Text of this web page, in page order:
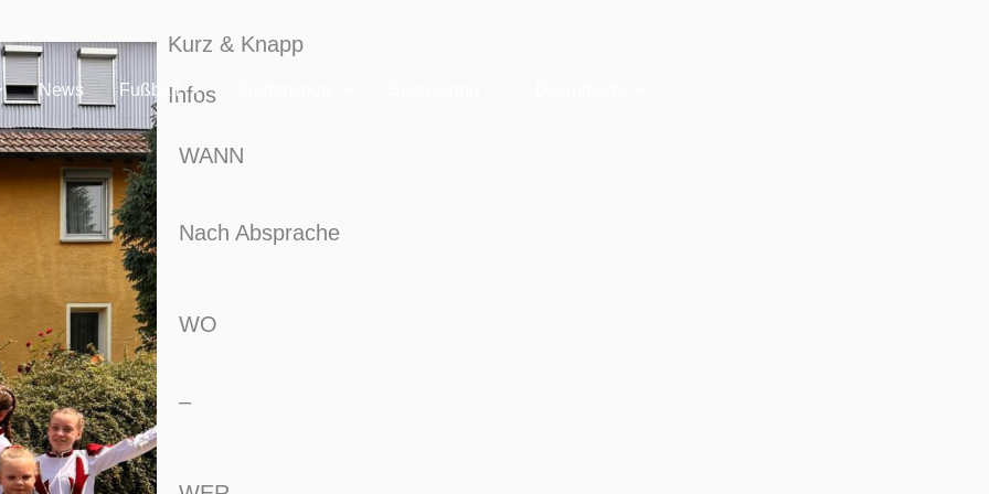
News Fußball
Kurz & Knapp
Infos
WANN
Nach Absprache
WO
–